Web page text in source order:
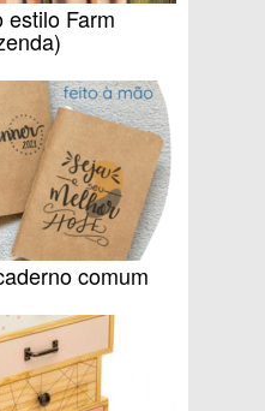
estilo Farm
comum